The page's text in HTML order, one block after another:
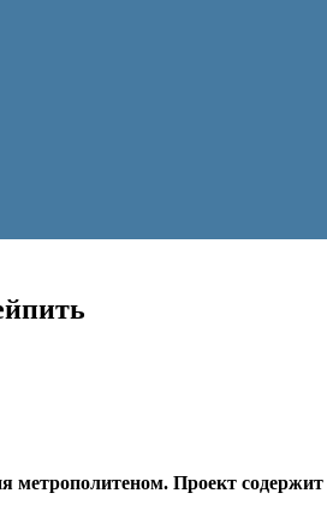
метрополитеном. Проект